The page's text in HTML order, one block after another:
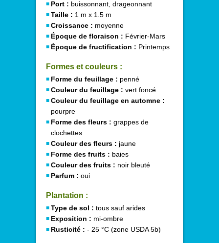
Port : buissonnant, drageonnant
Taille : 1 m x 1.5 m
Croissance : moyenne
Époque de floraison : Février-Mars
Époque de fructification : Printemps
Formes et couleurs :
Forme du feuillage : penné
Couleur du feuillage : vert foncé
Couleur du feuillage en automne :
pourpre
Forme des fleurs : grappes de
clochettes
Couleur des fleurs : jaune
Forme des fruits : baies
Couleur des fruits : noir bleuté
Parfum : oui
Plantation :
Type de sol : tous sauf arides
Exposition : mi-ombre
Rusticité : - 25 °C (zone USDA 5b)